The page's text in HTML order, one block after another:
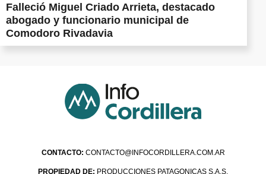
Falleció Miguel Criado Arrieta, destacado
abogado y funcionario municipal de
Comodoro Rivadavia
CONTACTO: CONTACTO@INFOCORDILLERA.COM.AR
PROPIEDAD DE: PRODUCCIONES PATAGONICAS S.A.S.